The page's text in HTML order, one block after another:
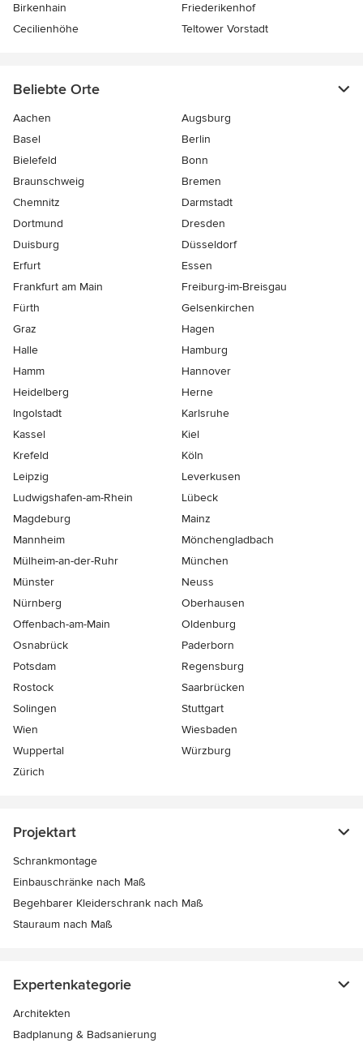
Birkenhain
Friederikenhof
Cecilienhöhe
Teltower Vorstadt
Beliebte Orte
Aachen
Augsburg
Basel
Berlin
Bielefeld
Bonn
Braunschweig
Bremen
Chemnitz
Darmstadt
Dortmund
Dresden
Duisburg
Düsseldorf
Erfurt
Essen
Frankfurt am Main
Freiburg-im-Breisgau
Fürth
Gelsenkirchen
Graz
Hagen
Halle
Hamburg
Hamm
Hannover
Heidelberg
Herne
Ingolstadt
Karlsruhe
Kassel
Kiel
Krefeld
Köln
Leipzig
Leverkusen
Ludwigshafen-am-Rhein
Lübeck
Magdeburg
Mainz
Mannheim
Mönchen­gladbach
Mülheim-an-der-Ruhr
München
Münster
Neuss
Nürnberg
Oberhausen
Offenbach-am-Main
Oldenburg
Osnabrück
Paderborn
Potsdam
Regensburg
Rostock
Saarbrücken
Solingen
Stuttgart
Wien
Wiesbaden
Wuppertal
Würzburg
Zürich
Projektart
Schrankmontage
Einbauschränke nach Maß
Begehbarer Kleiderschrank nach Maß
Stauraum nach Maß
Expertenkategorie
Architekten
Badplanung & Badsanierung